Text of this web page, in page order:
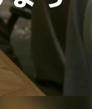
Social Good
さと納税
machi-ya